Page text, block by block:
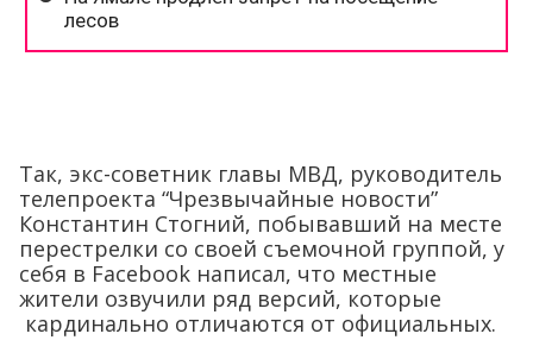
Так, экс-советник главы МВД, руководитель
телепроекта “Чрезвычайные новости”
Константин Стогний, побывавший на месте
перестрелки со своей съемочной группой, у
себя в Facebook написал, что местные
жители озвучили ряд версий, которые
кардинально отличаются от официальных.